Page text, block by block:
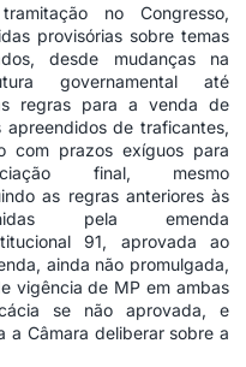
no Congresso,
provisórias sobre temas
desde mudanças na
governamental até
regras para a venda de
apreendidos de traficantes,
com prazos exíguos para
final, mesmo
as regras anteriores às
pela emenda
91, aprovada ao
ainda não promulgada,
vigência de MP em ambas
se não aprovada, e
a Câmara deliberar sobre a